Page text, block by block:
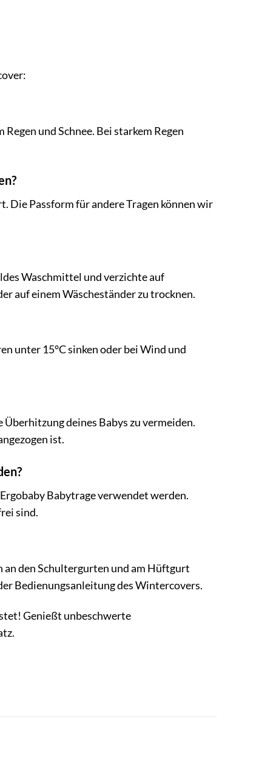
und Schnee. Bei starkem Regen
Die Passform für andere Tragen können wir
Waschmittel und verzichte auf
auf einem Wäscheständer zu trocknen.
unter 15°C sinken oder bei Wind und
deines Babys zu vermeiden.
ist.
Babytrage verwendet werden.
sind.
den Schultergurten und am Hüftgurt
Bedienungsanleitung des Wintercovers.
Genießt unbeschwerte